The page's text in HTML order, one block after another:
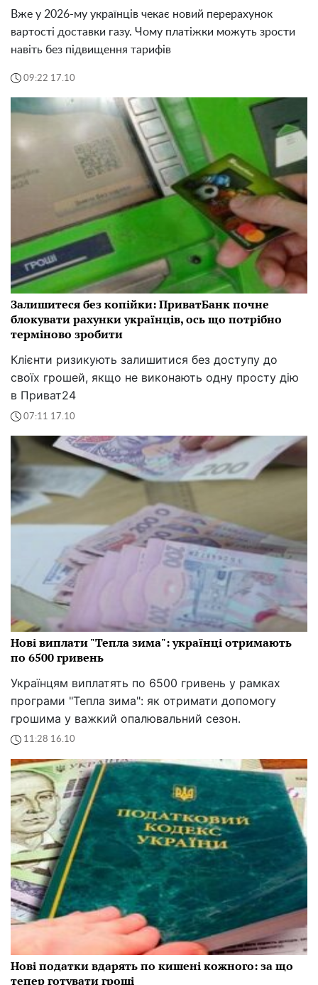
Вже у 2026-му українців чекає новий перерахунок
вартості доставки газу. Чому платіжки можуть зрости
навіть без підвищення тарифів
09:22 17.10
Залишитеся без копійки: ПриватБанк почне
блокувати рахунки українців, ось що потрібно
терміново зробити
Клієнти ризикують залишитися без доступу до
своїх грошей, якщо не виконають одну просту дію
в Приват24
07:11 17.10
Нові виплати "Тепла зима": українці отримають
по 6500 гривень
Українцям виплатять по 6500 гривень у рамках
програми "Тепла зима": як отримати допомогу
грошима у важкий опалювальний сезон.
11:28 16.10
Нові податки вдарять по кишені кожного: за що
тепер готувати гроші